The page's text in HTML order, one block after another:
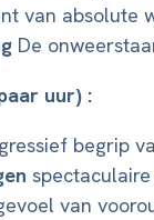
van absolute
De
uur) :
begrip
van